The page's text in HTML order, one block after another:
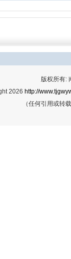
版权所有:
2026 http://
（任何引用或转